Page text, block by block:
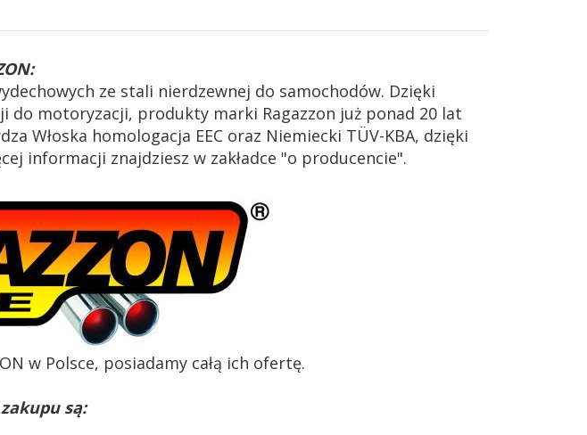
ze stali nierdzewnej do samochodów. Dzięki
do motoryzacji, produkty marki Ragazzon już ponad 20 lat
Włoska homologacja EEC oraz Niemiecki TÜV-KBA, dzięki
informacji znajdziesz w zakładce "o producencie".
w Polsce, posiadamy całą ich ofertę.
są: